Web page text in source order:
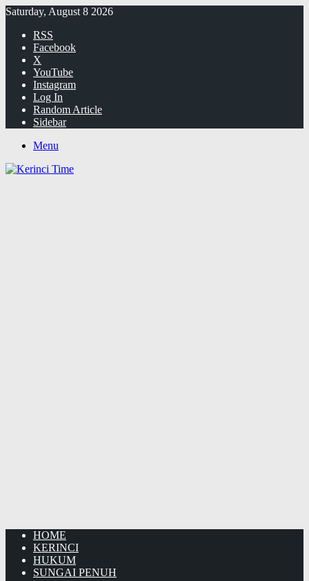
Saturday, August 8 2026
RSS
Facebook
X
YouTube
Instagram
Log In
Random Article
Sidebar
Menu
HOME
KERINCI
HUKUM
SUNGAI PENUH